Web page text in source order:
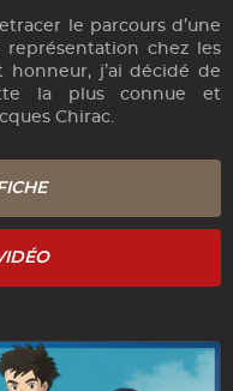
le parcours d’une
représentation chez les
j’ai décidé de
la plus connue et
Chirac.